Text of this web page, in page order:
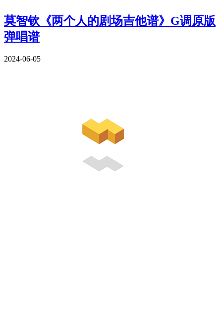
莫智钦《两个人的剧场吉他谱》G调原版
弹唱谱
2024-06-05